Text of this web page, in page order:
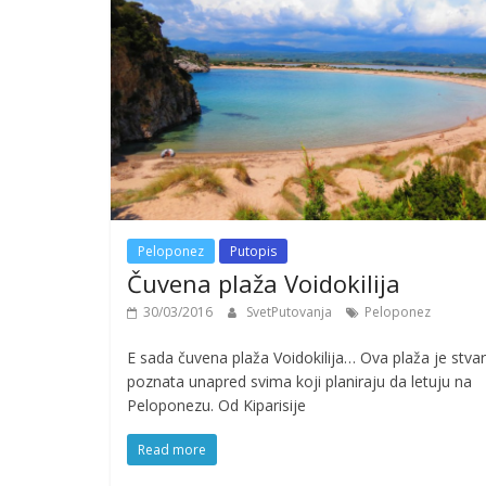
Peloponez Putopis
Čuvena plaža Voidokilija
30/03/2016 SvetPutovanja Peloponez
E sada čuvena plaža Voidokilija… Ova plaža je
poznata unapred svima koji planiraju da letuju na
Peloponezu. Od Kiparisije
Read more